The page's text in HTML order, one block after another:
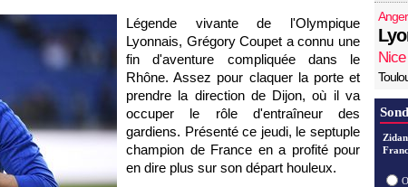
Légende vivante de l'Olympique
Lyonnais, Grégory Coupet a connu une
fin d'aventure compliquée dans le
Rhône. Assez pour claquer la porte et
prendre la direction de Dijon, où il va
occuper le rôle d'entraîneur des
gardiens. Présenté ce jeudi, le septuple
champion de France en a profité pour
en dire plus sur son départ houleux.
Nice